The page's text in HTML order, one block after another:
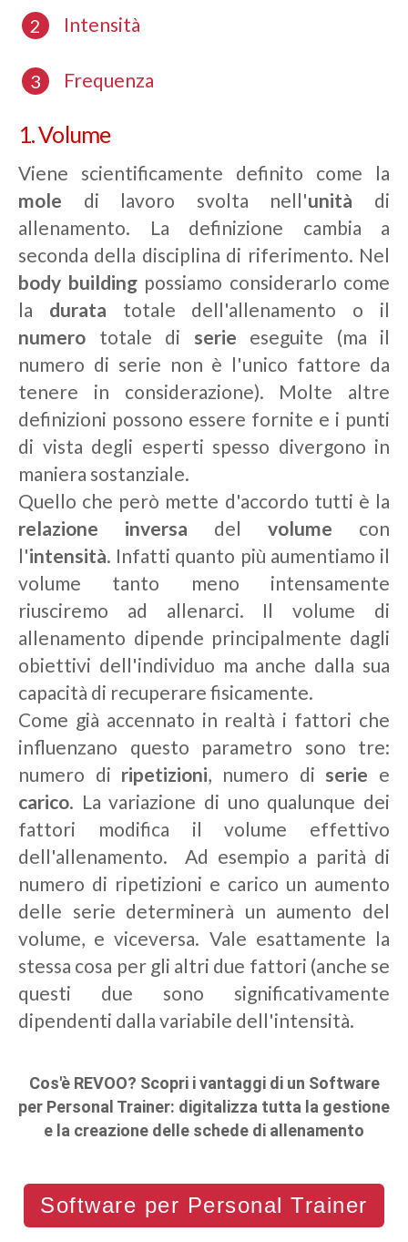
Intensità
Frequenza
1. Volume
Viene scientificamente definito come la
mole di lavoro svolta nell'unità di
allenamento. La definizione cambia a
seconda della disciplina di riferimento. Nel
body buildingpossiamo considerarlo come
la durata totale dell'allenamento o il
numero totale di serie eseguite (ma il
numero di serie non è l'unico fattore da
tenere in considerazione). Molte altre
definizioni possono essere fornite e i punti
di vista degli esperti spesso divergono in
maniera sostanziale.
Quello che però mette d'accordo tutti è la
relazione inversa del volume con
l'intensità. Infatti quanto più aumentiamo il
volume tanto meno intensamente
riusciremo ad allenarci. Il volume di
allenamento dipende principalmente dagli
obiettivi dell'individuo ma anche dalla sua
capacità di recuperare fisicamente.
Come già accennato in realtà i fattori che
influenzano questo parametro sono tre:
numero di ripetizioni, numero di serie e
carico. La variazione di uno qualunque dei
fattori modifica il volume effettivo
dell'allenamento. Ad esempio a parità di
numero di ripetizioni e carico un aumento
delle serie determinerà un aumento del
volume, e viceversa. Vale esattamente la
stessa cosa per gli altri due fattori (anche se
questi due sono significativamente
dipendenti dalla variabile dell'intensità.
Cos'è REVOO? Scopri i vantaggi di un Software
per Personal Trainer: digitalizza tutta la gestione
e la creazione delle schede di allenamento
Software per Personal Trainer